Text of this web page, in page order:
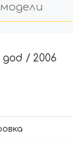
god / 2006